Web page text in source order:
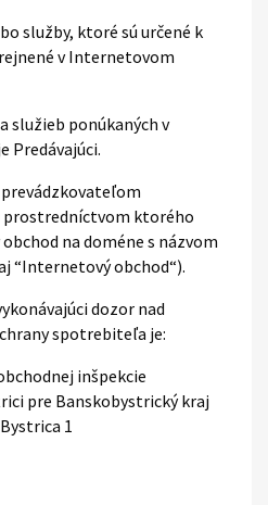
služby, ktoré sú určené k
v Internetovom
služieb ponúkaných v
Predávajúci.
prevádzkovateľom
ktorého
na doméne s názvom
“Internetový obchod“).
dozor nad
spotrebiteľa je:
inšpekcie
pre Banskobystrický kraj
1